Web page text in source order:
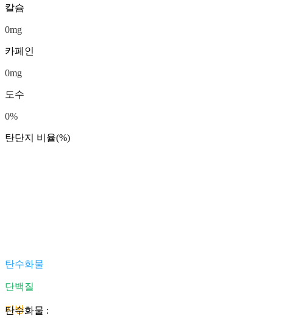
칼슘
0mg
카페인
0mg
도수
0%
탄단지 비율(%)
탄수화물
단백질
지방
탄수화물 :